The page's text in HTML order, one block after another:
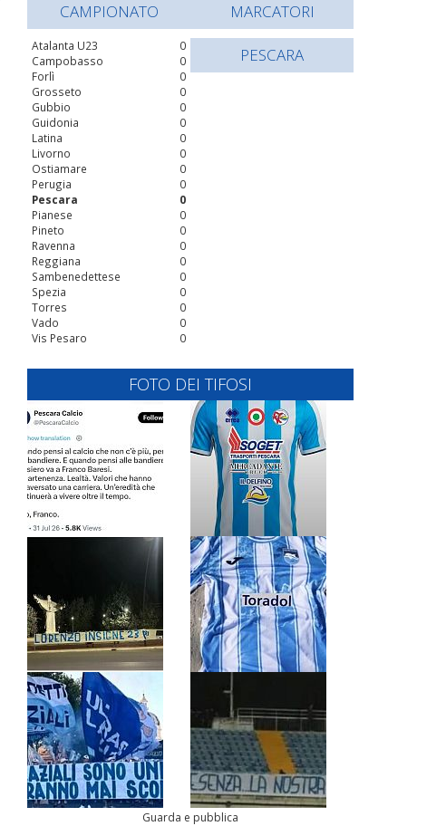
CAMPIONATO
0
Atalanta U23
0
Campobasso
0
Forlì
0
Grosseto
0
Gubbio
0
Guidonia
0
Latina
0
Livorno
0
Ostiamare
0
Perugia
0
Pescara
0
Pianese
0
Pineto
0
Ravenna
0
Reggiana
0
Sambenedettese
0
Spezia
0
Torres
0
Vado
0
Vis Pesaro
MARCATORI
PESCARA
FOTO DEI TIFOSI
Guarda e pubblica